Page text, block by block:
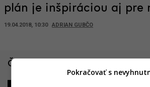
plán je inšpiráciou aj pre
19.04.2018, 10:30 ADRIAN GUBČO
Články zo Slovenska
Pokračovať s